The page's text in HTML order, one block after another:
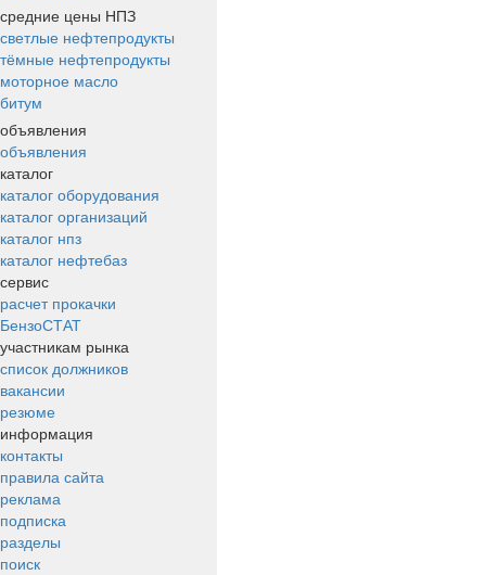
средние цены НПЗ
светлые нефтепродукты
тёмные нефтепродукты
моторное масло
битум
объявления
объявления
каталог
каталог оборудования
каталог организаций
каталог нпз
каталог нефтебаз
сервис
расчет прокачки
БензоСТАТ
участникам рынка
список должников
вакансии
резюме
информация
контакты
правила сайта
реклама
подписка
разделы
поиск